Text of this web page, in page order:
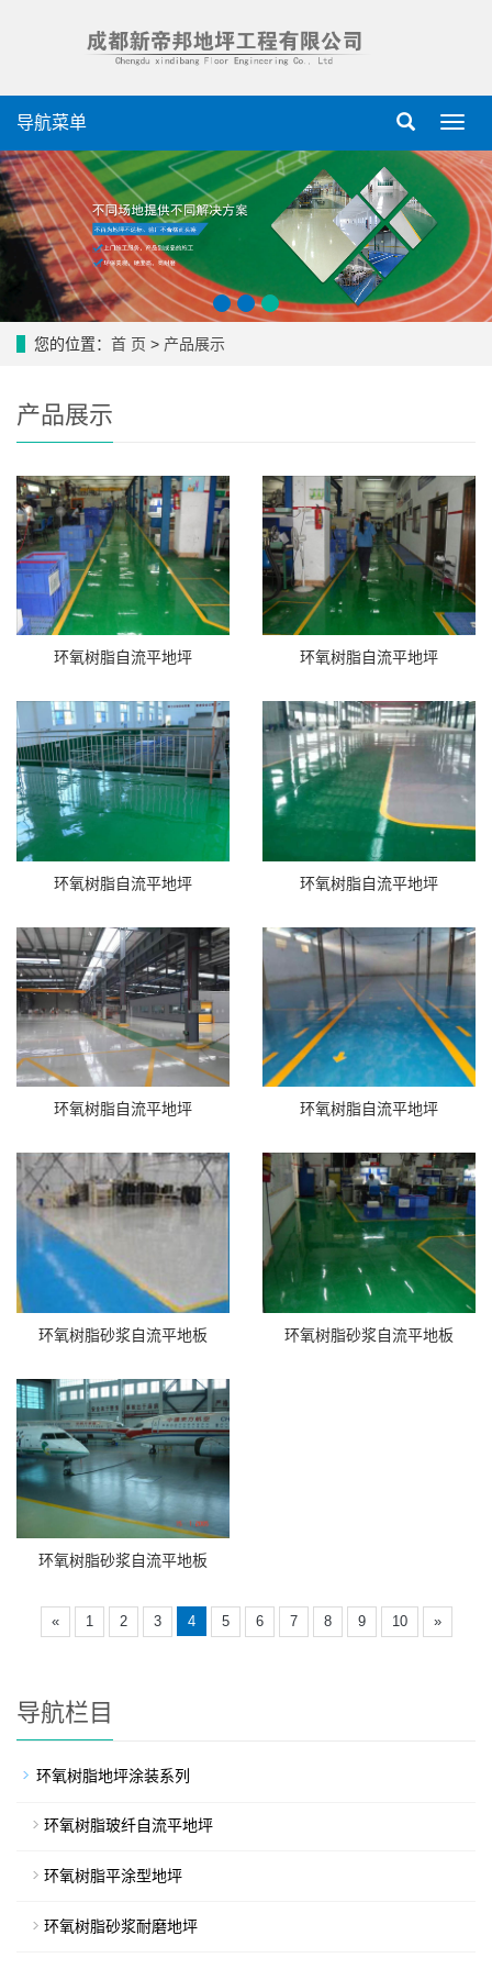
导
菜
单
导航菜单
您的位置： 首 页 > 产品展示
产品展示
环氧树脂自流平地坪 环氧树脂自流平地坪
环氧树脂自流平地坪 环氧树脂自流平地坪
环氧树脂自流平地坪 环氧树脂自流平地坪
环氧树脂砂浆自流平地板 环氧树脂砂浆自流平地板
环氧树脂砂浆自流平地板
« 1 2 3 4 5 6 7 8 9 10 »
导航栏目
环氧树脂地坪涂装系列
环氧树脂玻纤自流平地坪
环氧树脂平涂型地坪
环氧树脂砂浆耐磨地坪